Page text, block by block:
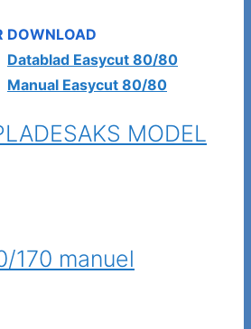
DOWNLOAD
Datablad Easycut 80/80
Manual Easycut 80/80
MODEL
170 manuel